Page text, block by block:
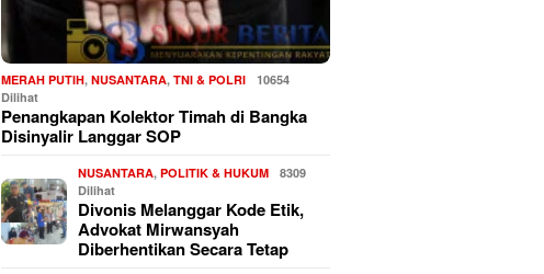
MERAH PUTIH,NUSANTARA,TNI & POLRI
10654
Dilihat
Penangkapan Kolektor Timah di Bangka
Disinyalir Langgar SOP
NUSANTARA,POLITIK & HUKUM
8309
Dilihat
Divonis Melanggar Kode Etik,
Advokat Mirwansyah
Diberhentikan Secara Tetap